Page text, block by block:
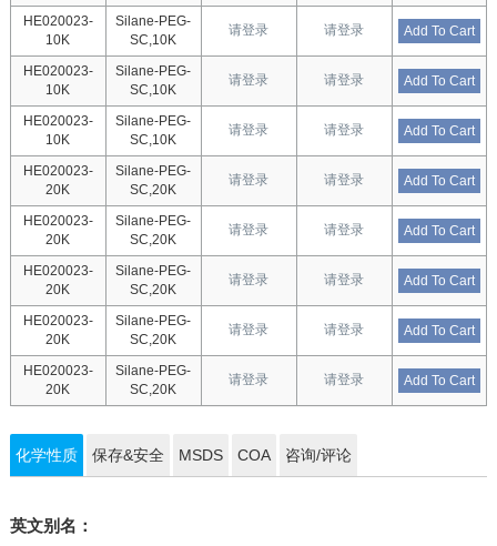
HE020023-
10K
Silane-PEG-
SC,10K
请登录 请登录 Add To Cart
HE020023-
10K
Silane-PEG-
SC,10K
请登录 请登录 Add To Cart
HE020023-
10K
Silane-PEG-
SC,10K
请登录 请登录 Add To Cart
HE020023-
20K
Silane-PEG-
SC,20K
请登录 请登录 Add To Cart
HE020023-
20K
Silane-PEG-
SC,20K
请登录 请登录 Add To Cart
HE020023-
20K
Silane-PEG-
SC,20K
请登录 请登录 Add To Cart
HE020023-
20K
Silane-PEG-
SC,20K
请登录 请登录 Add To Cart
HE020023-
20K
Silane-PEG-
SC,20K
请登录 请登录 Add To Cart
化学性质 保存&安全 MSDS COA 咨询/评论
英文别名：